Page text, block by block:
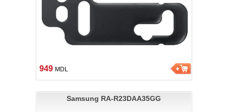
949 MDL
Samsung RA-R23DAA35GG